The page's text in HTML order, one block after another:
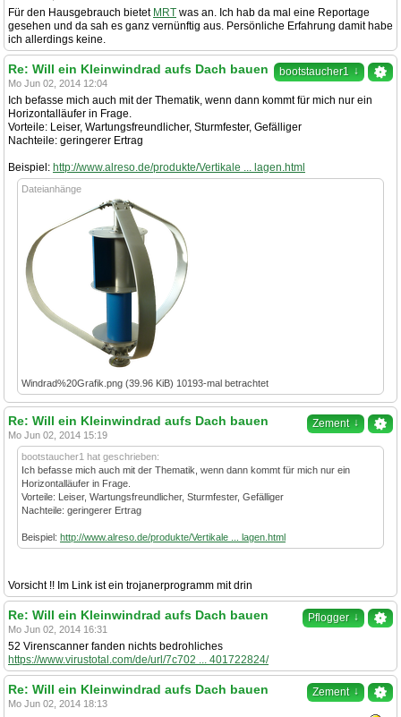
Für den Hausgebrauch bietet MRT was an. Ich hab da mal eine Reportage
gesehen und da sah es ganz vernünftig aus. Persönliche Erfahrung damit habe
ich allerdings keine.
bootstaucher1 ↓
Re: Will ein Kleinwindrad aufs Dach bauen
Mo Jun 02, 2014 12:04
Ich befasse mich auch mit der Thematik, wenn dann kommt für mich nur ein
Horizontalläufer in Frage.
Vorteile: Leiser, Wartungsfreundlicher, Sturmfester, Gefälliger
Nachteile: geringerer Ertrag
Beispiel: http://www.alreso.de/produkte/Vertikale ... lagen.html
Dateianhänge
Windrad%20Grafik.png (39.96 KiB) 10193-mal betrachtet
Zement ↓
Re: Will ein Kleinwindrad aufs Dach bauen
Mo Jun 02, 2014 15:19
bootstaucher1 hat geschrieben:
Ich befasse mich auch mit der Thematik, wenn dann kommt für mich nur ein
Horizontalläufer in Frage.
Vorteile: Leiser, Wartungsfreundlicher, Sturmfester, Gefälliger
Nachteile: geringerer Ertrag
Beispiel: http://www.alreso.de/produkte/Vertikale ... lagen.html
Vorsicht !! Im Link ist ein trojanerprogramm mit drin
Pflogger ↓
Re: Will ein Kleinwindrad aufs Dach bauen
Mo Jun 02, 2014 16:31
52 Virenscanner fanden nichts bedrohliches
https://www.virustotal.com/de/url/7c702 ... 401722824/
Zement ↓
Re: Will ein Kleinwindrad aufs Dach bauen
Mo Jun 02, 2014 18:13